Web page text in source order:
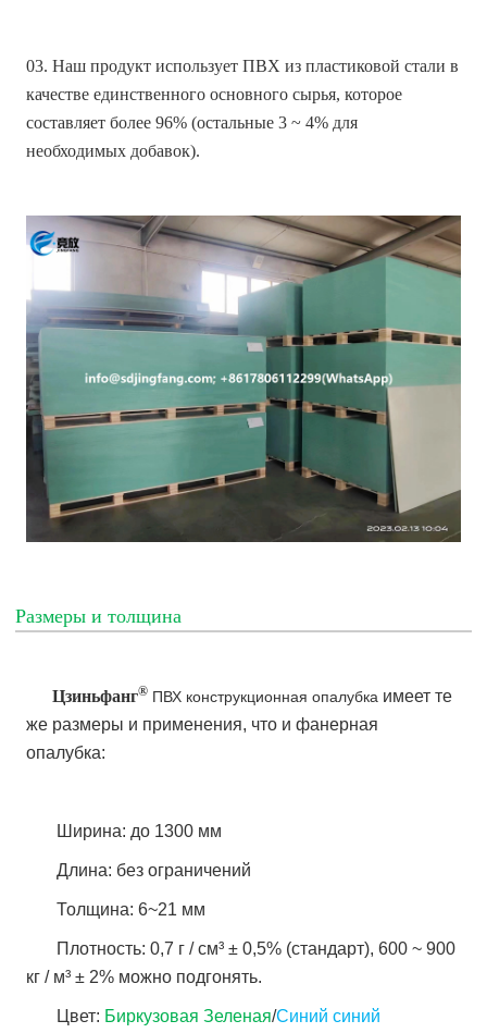
03. Наш продукт использует ПВХ из пластиковой стали в
качестве единственного основного сырья, которое
составляет более 96% (остальные 3 ~ 4% для
необходимых добавок).
Размеры и толщина
Цзиньфанг® ПВХ конструкционная опалубка имеет те
же размеры и применения, что и фанерная
опалубка:
Ширина: до 1300 мм
Длина: без ограничений
Толщина: 6~21 мм
Плотность: 0,7 г / см³ ± 0,5% (стандарт), 600 ~ 900
кг / м³ ± 2% можно подгонять.
Цвет: Биркузовая Зеленая/Синий синий